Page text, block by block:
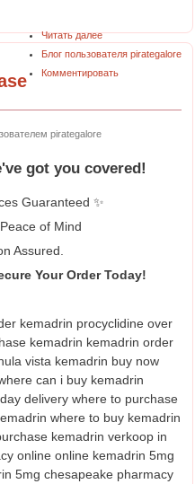
Читать далее
Блог пользователя pirategalore
Комментировать
pirategalore
got you covered!
Guaranteed ✨
of Mind
Your Order Today!
kemadrin procyclidine over
kemadrin kemadrin order
vista kemadrin buy now
can i buy kemadrin
delivery where to purchase
where to buy kemadrin
kemadrin verkoop in
online online kemadrin 5mg
5mg chesapeake pharmacy